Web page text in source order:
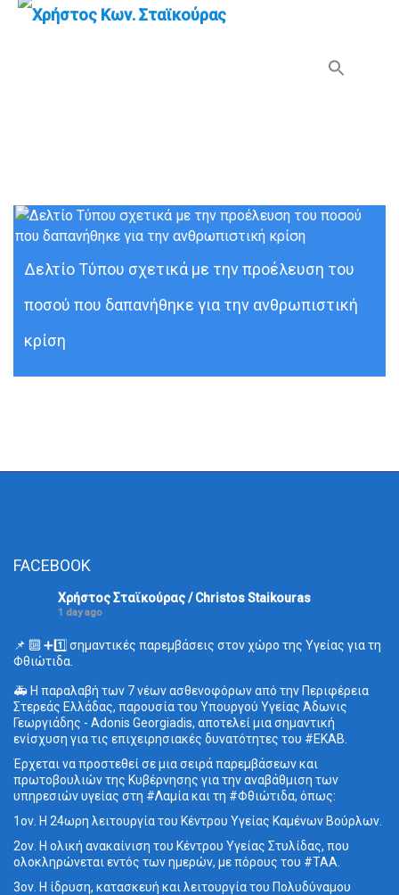
Δελτίο Τύπου σχετικά με την προέλευση του
ποσού που δαπανήθηκε για την ανθρωπιστική
κρίση
FACEBOOK
Χρήστος Σταϊκούρας / Christos Staikouras
1 day ago
📌 🔟 ➕1️⃣ σημαντικές παρεμβάσεις στον χώρο της Υγείας για τη
Φθιώτιδα.
🚑 Η παραλαβή των 7 νέων ασθενοφόρων από την Περιφέρεια
Στερεάς Ελλάδας, παρουσία του Υπουργού Υγείας Άδωνις
Γεωργιάδης - Adonis Georgiadis, αποτελεί μια σημαντική
ενίσχυση για τις επιχειρησιακές δυνατότητες του #ΕΚΑΒ.
Έρχεται να προστεθεί σε μια σειρά παρεμβάσεων και
πρωτοβουλιών της Κυβέρνησης για την αναβάθμιση των
υπηρεσιών υγείας στη #Λαμία και τη #Φθιώτιδα, όπως:
1ον. Η 24ωρη λειτουργία του Κέντρου Υγείας Καμένων Βούρλων.
2ον. Η ολική ανακαίνιση του Κέντρου Υγείας Στυλίδας, που
ολοκληρώνεται εντός των ημερών, με πόρους του #ΤΑΑ.
3ον. Η ίδρυση, κατασκευή και λειτουργία του Πολυδύναμου